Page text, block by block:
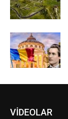
VİDEOLAR